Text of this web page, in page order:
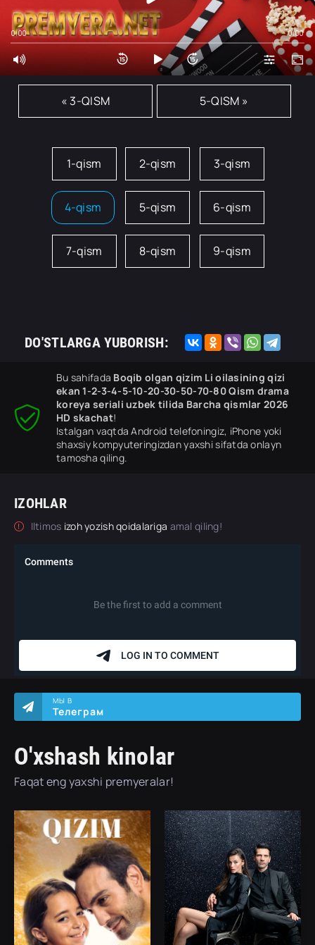
0:00 0:00
« 3-QISM 5-QISM »
1-qism 2-qism 3-qism
4-qism 5-qism 6-qism
7-qism 8-qism 9-qism
DO'STLARGA YUBORISH:
Bu sahifada Boqib olgan qizim Li oilasining qizi
ekan 1-2-3-4-5-10-20-30-50-70-80 Qism drama
koreya seriali uzbek tilida Barcha qismlar 2026
HD skachat!
Istalgan vaqtda Android telefoningiz, iPhone yoki
shaxsiy kompyuteringizdan yaxshi sifatda onlayn
tamosha qiling.
IZOHLAR
Iltimos izoh yozish qoidalariga amal qiling!
O'xshash kinolar
Faqat eng yaxshi premyeralar!
МЫ В
Телеграм